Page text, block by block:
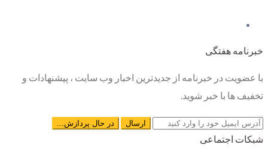
خبرنامه هفتگی
با عضویت در خبرنامه از جدیدترین اخبار وب سایت ، پیشنهادات و
تخفیف ها با خبر شوید.
شبکات اجتماعی